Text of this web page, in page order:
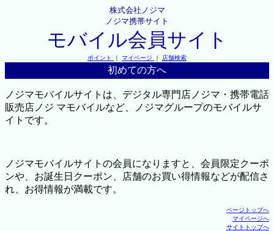
株式会社ノジマ
ノジマ携帯サイト
モバイル会員サイト
ポイント ｜ マイページ ｜ 店舗検索
初めての方へ
ノジマモバイルサイトは、デジタル専門店ノジマ・携帯電話
販売店ノジ マモバイルなど、ノジマグループのモバイルサ
イトです。
ノジマモバイルサイトの会員になりますと、会員限定クーポ
ンや、お誕生日クーポン、店舗のお買い得情報などが配信さ
れ、お得情報が満載です。
ページトップへ
マイページへ
サイトトップへ